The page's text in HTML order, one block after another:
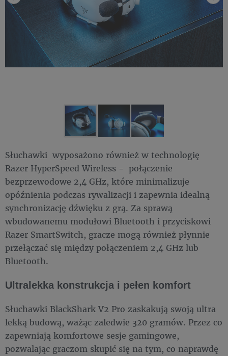
Słuchawki wyposażono również w technologię
Razer HyperSpeed Wireless - połączenie
bezprzewodowe 2,4 GHz, które minimalizuje
opóźnienia podczas rywalizacji i zapewnia idealną
synchronizację dźwięku z grą. Za sprawą
wbudowanemu modułowi Bluetooth i przyciskowi
Razer SmartSwitch, gracze mogą również płynnie
przełączać się między połączeniem 2,4 GHz lub
Bluetooth.
Ultralekka konstrukcja i pełen komfort
Słuchawki BlackShark V2 Pro zaskakują swoją ultra
lekką budową, ważąc zaledwie 320 gramów. Przez co
zapewniają komfortowe sesje gamingowe,
pozwalając graczom skupić się na tym, co naprawdę